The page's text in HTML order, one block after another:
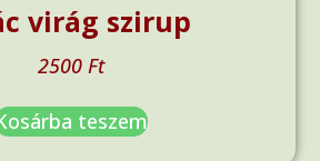
virág szirup
2500 Ft
teszem